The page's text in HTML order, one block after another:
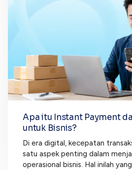
Apa itu Instant Payment
untuk Bisnis?
Di era digital, kecepatan
satu aspek penting dalam
operasional bisnis. Hal inilah